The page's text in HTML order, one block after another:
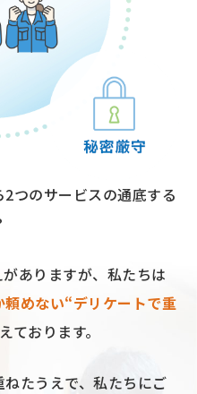
2つのサービスの通底する
ありますが、私たちは
頼めない“デリケートで重
ております。
たうえで、私たちにご